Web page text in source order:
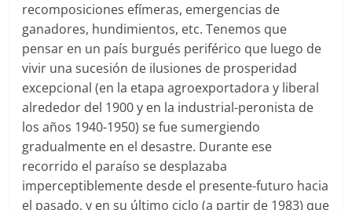
recomposiciones efímeras, emergencias de
ganadores, hundimientos, etc. Tenemos que
pensar en un país burgués periférico que luego de
vivir una sucesión de ilusiones de prosperidad
excepcional (en la etapa agroexportadora y liberal
alrededor del 1900 y en la industrial-peronista de
los años 1940-1950) se fue sumergiendo
gradualmente en el desastre. Durante ese
recorrido el paraíso se desplazaba
imperceptiblemente desde el presente-futuro hacia
el pasado, y en su último ciclo (a partir de 1983) que